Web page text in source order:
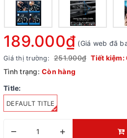
189.000₫ (Giá web đã
Giá thị trường: 251.900₫ Tiết kiệm:
Tình trạng: Còn hàng
Title:
DEFAULT TITLE
– +